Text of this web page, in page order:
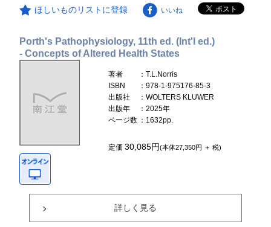
ほしいものリストに登録 いいね
Porth's Pathophysiology, 11th ed. (Int'l ed.)
- Concepts of Altered Health States
著者
：T.L.Norris
ISBN
：978-1-975176-85-3
出版社
：WOLTERS KLUWER
出版年
：2025年
ページ数 ：1632pp.
定価30,085円(本体27,350円 ＋ 税)
詳しく見る